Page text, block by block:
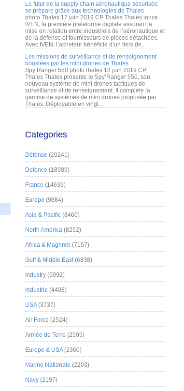
Le futur de la supply chain aéronautique sécurisée
se prépare grâce aux technologies de Thales
photo Thales 17 juin 2019 CP Thales Thales lance
IVEN, la première plateforme digitale assurant la
mise en relation entre industriels de l’aéronautique et
de la défense et fournisseurs de pièces détachées.
Avec IVEN, l’acheteur bénéficie d’un tiers de...
Les missions de surveillance et de renseignement
boostées par les mini drones de Thales
Spy’Ranger 550 photoThales 18 juin 2019 CP
Thales Thales présente le Spy’Ranger 550, son
nouveau système de mini drones tactiques de
surveillance et de renseignement. Il complète la
gamme de systèmes de mini drones proposée par
Thales. Déployable en vingt...
Categories
Défense (20241)
Defence (18989)
France (14639)
Europe (9884)
Asia & Pacific (8460)
North America (8252)
Africa & Maghreb (7157)
Gulf & Middle East(6838)
Industry (5092)
Industrie (4408)
USA(3737)
Air Force (2524)
Armée de Terre (2505)
Europe & USA(2360)
Marine Nationale (2203)
Navy (2197)